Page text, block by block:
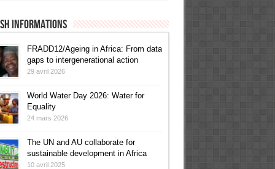
informations
FRADD12/Ageing in Africa: From data
gaps to intergenerational action
29 avril 2026
World Water Day 2026: Water for
Equality
24 mars 2026
The UN and AU collaborate for
sustainable development in Africa
10 avril 2025